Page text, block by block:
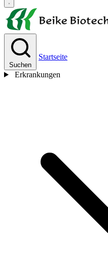
Suchen
Startseite
Erkrankungen